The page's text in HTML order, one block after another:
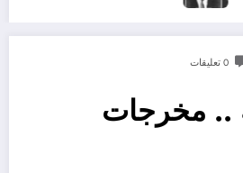
0 تعليقات
.. مخرجات